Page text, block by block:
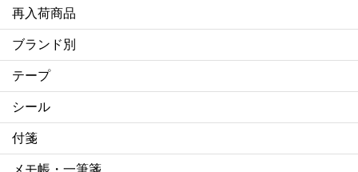
再入荷商品
ブランド別
テープ
シール
付箋
メモ帳・一筆箋